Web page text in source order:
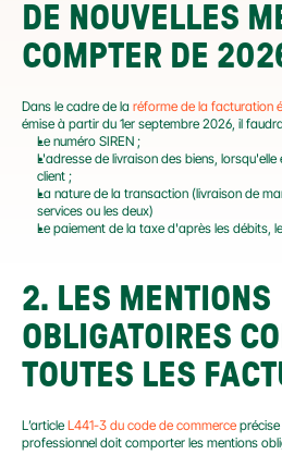
DE NOUVELLES
COMPTER DE
Dans le cadre de la réforme de la facturation
émise à partir du 1er septembre 2026, il
Le numéro SIREN ;
L'adresse de livraison des biens,
client ;
La nature de la transaction (livraison de
services ou les deux)
Le paiement de la taxe d'après les débits,
2. LES MENTIONS
OBLIGATOIRES
TOUTES LES
L’article L441-3 du code de commerce
professionnel doit comporter les mentions